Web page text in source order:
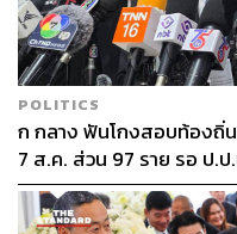
POLITICS
ก กลาง ฟันโกงสอบท้องถิ่
7 ส.ค. ส่วน 97 ราย รอ ป.